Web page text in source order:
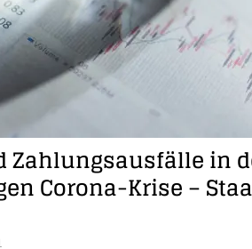
in
Corona-Krise –